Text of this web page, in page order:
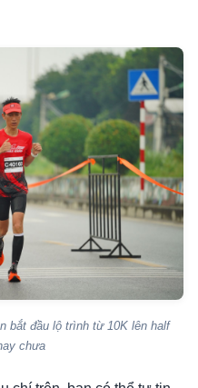
bắt đầu lộ trình từ 10K lên half
chưa